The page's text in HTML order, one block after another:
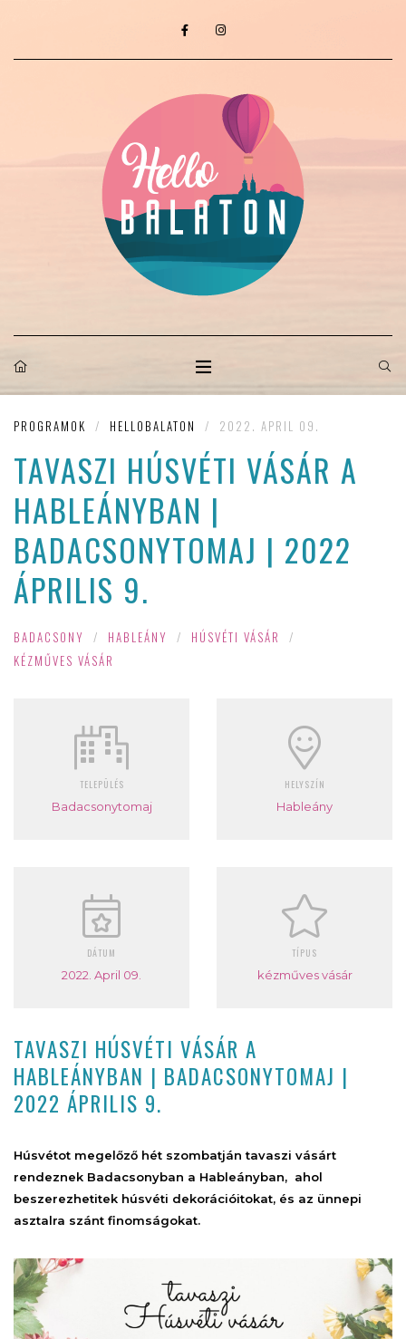
PROGRAMOK / HELLOBALATON / 2022. APRIL 09.
TAVASZI HÚSVÉTI VÁSÁR A
HABLEÁNYBAN |
BADACSONYTOMAJ | 2022
ÁPRILIS 9.
BADACSONY / HABLEÁNY / HÚSVÉTI VÁSÁR
/
KÉZMŰVES VÁSÁR
TELEPÜLÉS
Badacsonytomaj
HELYSZÍN
Hableány
DÁTUM
2022. April 09.
TÍPUS
kézműves vásár
TAVASZI HÚSVÉTI VÁSÁR A
HABLEÁNYBAN | BADACSONYTOMAJ |
2022 ÁPRILIS 9.
Húsvétot megelőző hét szombatján tavaszi vásárt
rendeznek Badacsonyban a Hableányban, ahol
beszerezhetitek húsvéti dekorációitokat, és az ünnepi
asztalra szánt finomságokat.